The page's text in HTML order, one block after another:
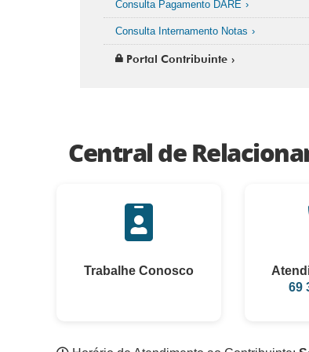
Consulta Pagamento DARE
Consulta Internamento Notas
Portal Contribuinte
Central de
Trabalhe Conosco
69